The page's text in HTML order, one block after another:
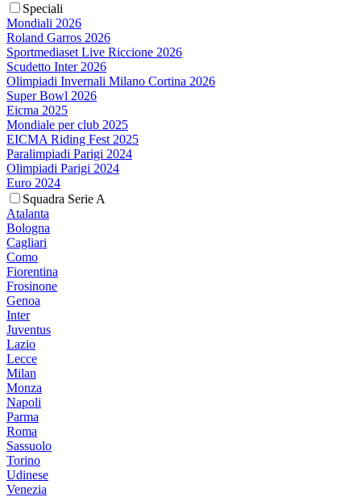
Speciali
Mondiali 2026
Roland Garros 2026
Sportmediaset Live Riccione 2026
Scudetto Inter 2026
Olimpiadi Invernali Milano Cortina 2026
Super Bowl 2026
Eicma 2025
Mondiale per club 2025
EICMA Riding Fest 2025
Paralimpiadi Parigi 2024
Olimpiadi Parigi 2024
Euro 2024
Squadra Serie A
Atalanta
Bologna
Cagliari
Como
Fiorentina
Frosinone
Genoa
Inter
Juventus
Lazio
Lecce
Milan
Monza
Napoli
Parma
Roma
Sassuolo
Torino
Udinese
Venezia